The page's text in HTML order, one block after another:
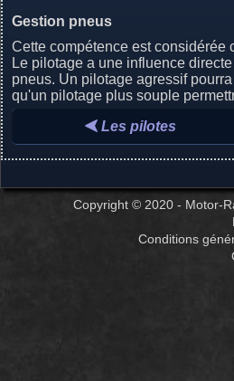
Gestion pneus
Cette compétence est considérée
Le pilotage a une influence
pneus. Un pilotage agressif
qu'un pilotage plus souple
Les pilotes
Copyright © 2020 - Motor-
Conditions